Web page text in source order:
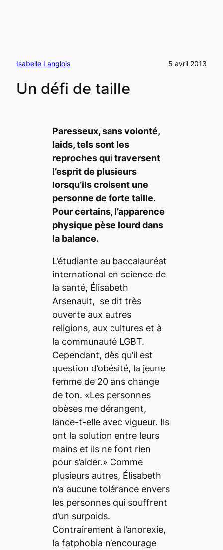
Isabelle Langlois 5 avril 2013
Un défi de taille
Paresseux, sans volonté,
laids, tels sont les
reproches qui traversent
l’esprit de plusieurs
lorsqu’ils croisent une
personne de forte taille.
Pour certains, l’apparence
physique pèse lourd dans
la balance.
L’étudiante au baccalauréat
international en science de
la santé, Élisabeth
Arsenault, se dit très
ouverte aux autres
religions, aux cultures et à
la communauté LGBT.
Cependant, dès qu’il est
question d’obésité, la jeune
femme de 20 ans change
de ton. «Les personnes
obèses me dérangent,
lance-t-elle avec vigueur. Ils
ont la solution entre leurs
mains et ils ne font rien
pour s’aider.» Comme
plusieurs autres, Élisabeth
n’a aucune tolérance envers
les personnes qui souffrent
d’un surpoids.
Contrairement à l’anorexie,
la fatphobia n’encourage